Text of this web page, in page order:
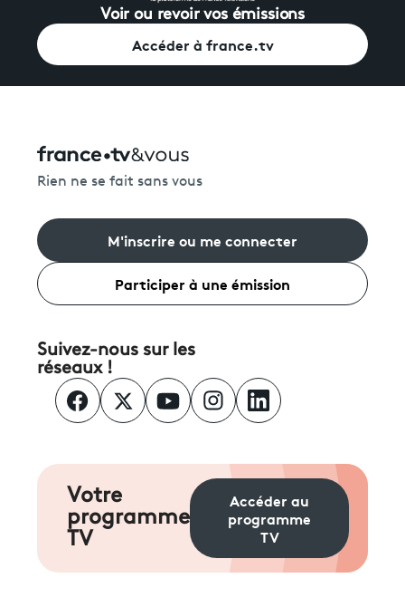
Voir ou revoir vos émissions
Accéder à france.tv
Rien ne se fait sans vous
M'inscrire ou me connecter
Participer à une émission
Suivez-nous sur les
réseaux !
Votre
programme
TV
Accéder au
programme
TV